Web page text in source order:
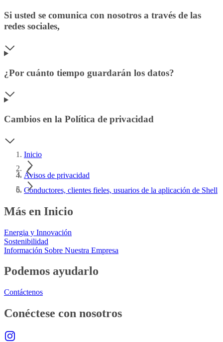
Si usted se comunica con nosotros a través de las
redes sociales,
¿Por cuánto tiempo guardarán los datos?
Cambios en la Política de privacidad
Inicio
Avisos de privacidad
Conductores, clientes fieles, usuarios de la aplicación de Shell
Más en Inicio
Energia y Innovación
Sostenibilidad
Información Sobre Nuestra Empresa
Podemos ayudarlo
Contáctenos
Conéctese con nosotros